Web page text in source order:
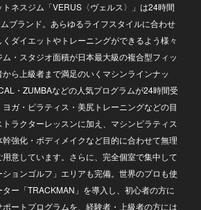
ネスジム「VERUS〈ヴェルス〉」は24時間
ブランド。あらゆるライフスタイルに合わせ
ダイエットやトレーニングができるよう様々
・スタジオ面積が日本最大級の複合型フィッ
から上級者まで満足のいくマシンラインナッ
・ZUMBAなどの人気プログラムが24時間受
ガ・ピラティス・美尻トレーニングなどの目
ラクターレッスンに加え、マシンピラティス
強化・ボディメイクなど目的に合わせて無理
意しています。さらに、完全個室で集中して
ョンゴルフ」エリアも完備。世界のプロも使
ー「TRACKMAN」を導入し、初心者の方に
ートプログラムを、経験者・上級者の方には